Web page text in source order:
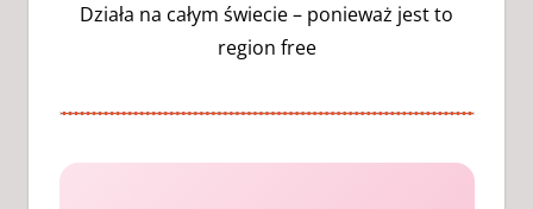
Działa na całym świecie – ponieważ jest to
region free